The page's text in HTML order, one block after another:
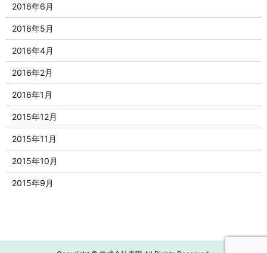
2016年6月
2016年5月
2016年4月
2016年2月
2016年1月
2015年12月
2015年11月
2015年10月
2015年9月